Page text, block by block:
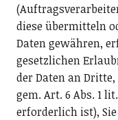
diese übermitteln
Daten gewähren,
gesetzlichen
der Daten an
gem. Art. 6 Abs. 1
erforderlich ist),